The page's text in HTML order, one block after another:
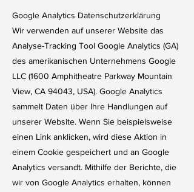
Google Analytics Datenschutzerklärung
Wir verwenden auf unserer Website das
Analyse-Tracking Tool Google Analytics (GA)
des amerikanischen Unternehmens Google
LLC (1600 Amphitheatre Parkway Mountain
View, CA 94043, USA). Google Analytics
sammelt Daten über Ihre Handlungen auf
unserer Website. Wenn Sie beispielsweise
einen Link anklicken, wird diese Aktion in
einem Cookie gespeichert und an Google
Analytics versandt. Mithilfe der Berichte, die
wir von Google Analytics erhalten, können